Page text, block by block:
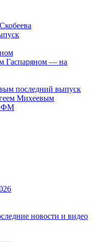
Гаспаряном — на
Михеевым
ФМ
новости и видео